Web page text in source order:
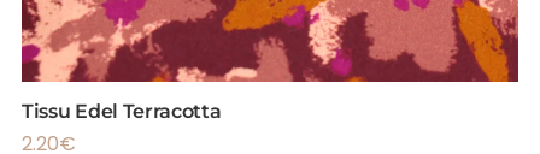
Tissu Edel Terracotta
2.20€